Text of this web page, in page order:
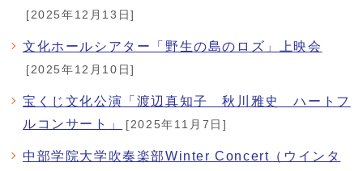
[2025年12月13日]
文化ホールシアター「野生の島のロズ」上映会
[2025年12月10日]
宝くじ文化公演「渡辺真知子 秋川雅史 ハートフ
ルコンサート」
[2025年11月7日]
中部学院大学吹奏楽部Winter Concert（ウインタ